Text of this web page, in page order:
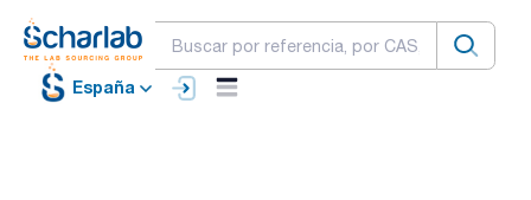
España